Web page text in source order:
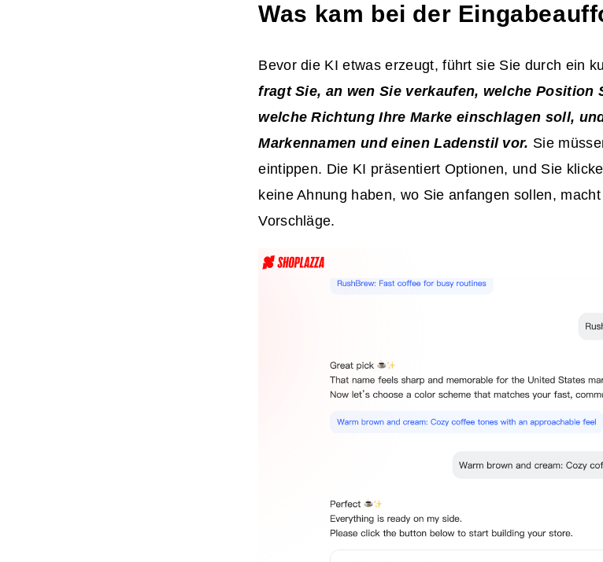
Was kam bei der
Bevor die KI etwas erzeugt, führt sie Sie durch ein
fragt Sie, an wen Sie verkaufen, welche Position
welche Richtung Ihre Marke einschlagen soll,
Markennamen und einen Ladenstil vor. Sie
eintippen. Die KI präsentiert Optionen, und Sie
keine Ahnung haben, wo Sie anfangen sollen,
Vorschläge.